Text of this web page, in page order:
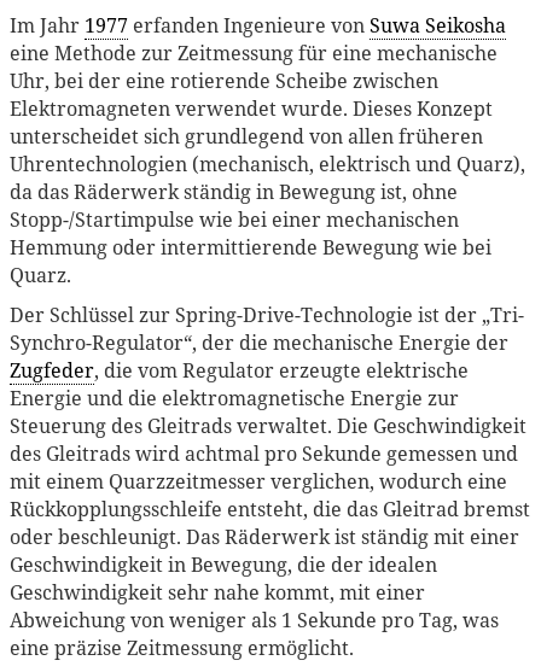
Im Jahr 1977 erfanden Ingenieure vonSuwa Seikosha
eine Methode zur Zeitmessung für eine mechanische
Uhr, bei der eine rotierende Scheibe zwischen
Elektromagneten verwendet wurde. Dieses Konzept
unterscheidet sich grundlegend von allen früheren
Uhrentechnologien (mechanisch, elektrisch und Quarz),
da das Räderwerk ständig in Bewegung ist, ohne
Stopp-/Startimpulse wie bei einer mechanischen
Hemmung oder intermittierende Bewegung wie bei
Quarz.
Der Schlüssel zur Spring-Drive-Technologie ist der „Tri-
Synchro-Regulator“, der die mechanische Energie der
Zugfeder, die vom Regulator erzeugte elektrische
Energie und die elektromagnetische Energie zur
Steuerung des Gleitrads verwaltet. Die Geschwindigkeit
des Gleitrads wird achtmal pro Sekunde gemessen und
mit einem Quarzzeitmesser verglichen, wodurch eine
Rückkopplungsschleife entsteht, die das Gleitrad bremst
oder beschleunigt. Das Räderwerk ist ständig mit einer
Geschwindigkeit in Bewegung, die der idealen
Geschwindigkeit sehr nahe kommt, mit einer
Abweichung von weniger als 1 Sekunde pro Tag, was
eine präzise Zeitmessung ermöglicht.